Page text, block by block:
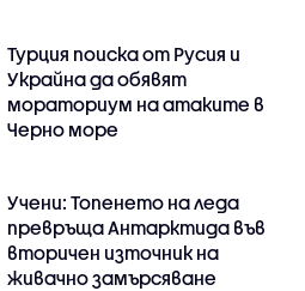
Турция поиска от Русия и
Украйна да обявят
мораториум на атаките в
Черно море
Учени: Топенето на леда
превръща Антарктида във
вторичен източник на
живачно замърсяване